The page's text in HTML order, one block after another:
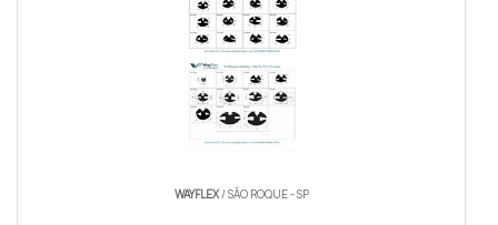
WAYFLEX/ SÃO ROQUE - SP